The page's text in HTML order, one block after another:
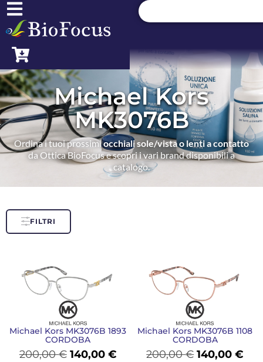
Michael Kors
MK3076B
Ordina i tuoi prossimiocchiali sole/vista o lenti a contatto
da Ottica BioFocus e scopri i vari brand disponibili a
catalogo.
FILTRI
Michael Kors MK3076B 1893
CORDOBA
200,00€ 140,00 €
Michael Kors MK3076B 1108
CORDOBA
200,00€ 140,00€